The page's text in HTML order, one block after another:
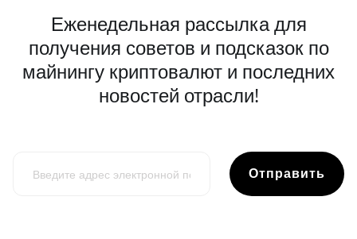
Еженедельная рассылка для
получения советов и подсказок по
майнингу криптовалют и последних
новостей отрасли!
Отправить